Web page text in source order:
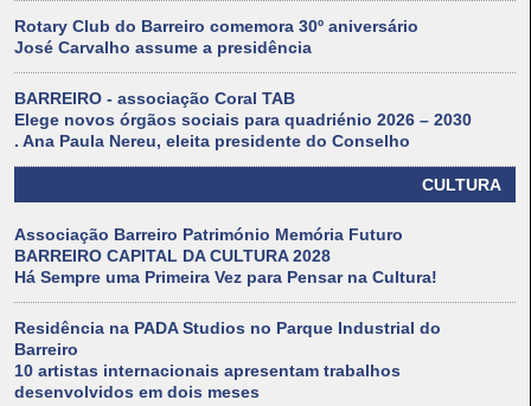
Rotary Club do Barreiro comemora 30º aniversário
José Carvalho assume a presidência
BARREIRO - associação Coral TAB
Elege novos órgãos sociais para quadriénio 2026 – 2030
. Ana Paula Nereu, eleita presidente do Conselho
CULTURA
Associação Barreiro Património Memória Futuro
BARREIRO CAPITAL DA CULTURA 2028
Há Sempre uma Primeira Vez para Pensar na Cultura!
Residência na PADA Studios no Parque Industrial do
Barreiro
10 artistas internacionais apresentam trabalhos
desenvolvidos em dois meses